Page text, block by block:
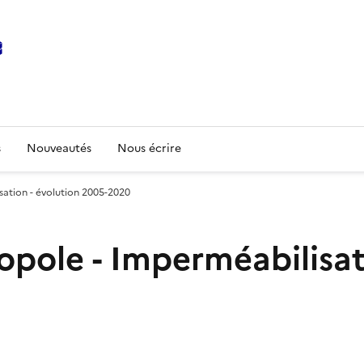
Nouveautés Nous écrire
- évolution 2005-2020
-